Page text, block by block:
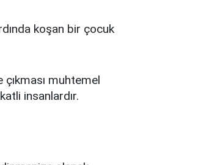
koşan bir çocuk
çıkması muhtemel
insanlardır.